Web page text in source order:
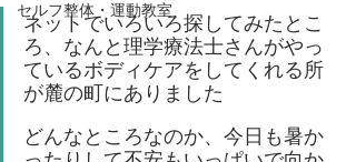
セルフ整体・運動教室
ネットでいろいろ探してみたとこ
ろ、なんと理学療法士さんがやっ
ているボディケアをしてくれる所
が麓の町にありました
どんなところなのか、今日も暑か